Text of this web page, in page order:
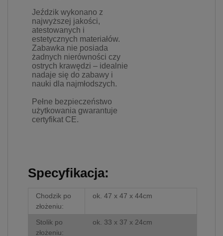
Jeździk wykonano z
najwyższej jakości,
atestowanych i
estetycznych materiałów.
Zabawka nie posiada
żadnych nierówności czy
ostrych krawędzi – idealnie
nadaje się do zabawy i
nauki dla najmłodszych.
Pełne bezpieczeństwo
użytkowania gwarantuje
certyfikat CE.
Specyfikacja:
Chodzik po
złożeniu:
ok. 47 x 47 x 44cm
Stolik po
złożeniu:
ok. 33 x 37 x 24cm